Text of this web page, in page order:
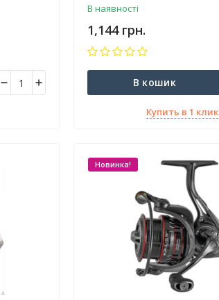
В наявності
1,144 грн.
В кошик
Купить в 1 клик
Новинка!